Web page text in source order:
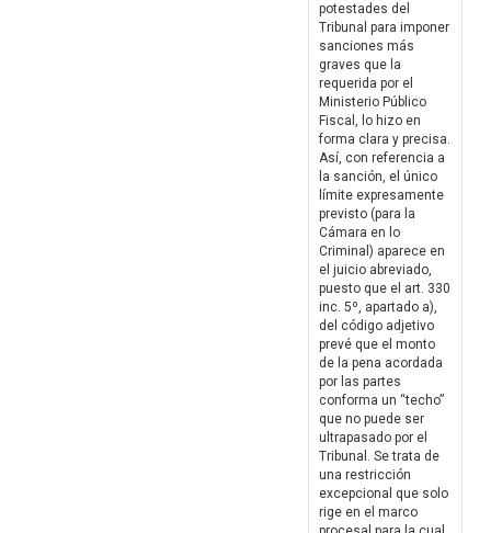
potestades del
Tribunal para imponer
sanciones más
graves que la
requerida por el
Ministerio Público
Fiscal, lo hizo en
forma clara y precisa.
Así, con referencia a
la sanción, el único
límite expresamente
previsto (para la
Cámara en lo
Criminal) aparece en
el juicio abreviado,
puesto que el art. 330
inc. 5º, apartado a),
del código adjetivo
prevé que el monto
de la pena acordada
por las partes
conforma un “techo”
que no puede ser
ultrapasado por el
Tribunal. Se trata de
una restricción
excepcional que solo
rige en el marco